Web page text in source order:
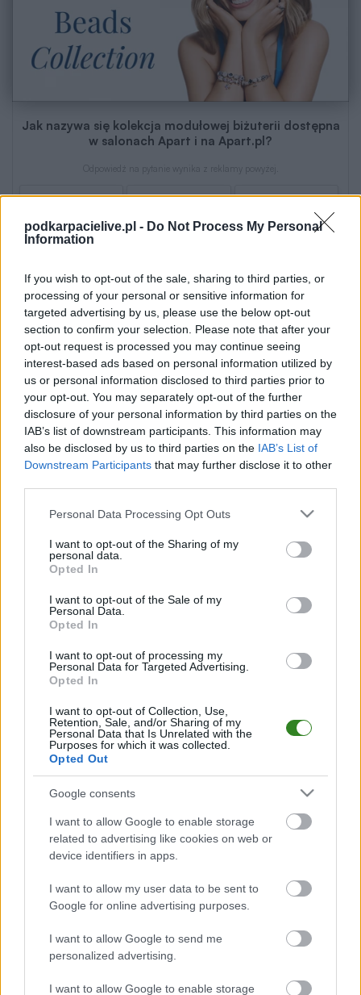
podkarpacielive.pl - Do Not Process My Personal
Information
If you wish to opt-out of the sale, sharing to third parties, or
processing of your personal or sensitive information for
targeted advertising by us, please use the below opt-out
section to confirm your selection. Please note that after your
opt-out request is processed you may continue seeing
interest-based ads based on personal information utilized by
us or personal information disclosed to third parties prior to
your opt-out. You may separately opt-out of the further
disclosure of your personal information by third parties on the
IAB’s list of downstream participants. This information may
also be disclosed by us to third parties on the IAB’s List of
Downstream Participants that may further disclose it to other
Please note that this website/app uses one or more Google
not limited to your visit or usage behaviour. You may click to
grant or deny consent to Google and its third-party tags to
use your data for below specified purposes in below Google
consent section.
Personal Data Processing Opt Outs
I want to opt-out of the Sharing of my
personal data.
Opted In
I want to opt-out of the Sale of my
Personal Data.
Opted In
I want to opt-out of processing my
Personal Data for Targeted Advertising.
Opted In
I want to opt-out of Collection, Use,
Retention, Sale, and/or Sharing of my
Personal Data that Is Unrelated with the
Purposes for which it was collected.
Opted Out
Google consents
I want to allow Google to enable storage
related to advertising like cookies on web or
device identifiers in apps.
I want to allow my user data to be sent to
Google for online advertising purposes.
I want to allow Google to send me
personalized advertising.
I want to allow Google to enable storage
Jak nazywa się kolekcja modułowej biżuterii dostępna
w salonach Apart i na Apart.pl?
Odpowiedź na pytanie wynika z reklamy powyżej.
Beads Collection Pearl Collection Gold Collection
Rozwiązując questpassa, wyrażam zgodę na targetowanie reklam
Aby odsłonić treść, kliknij
i odpowiedz na pytanie
Polityka prywatności
Pogoń-Sokół Lubaczów w końcówce sezonu przechodzi
zmiany. Do sztabu szkoleniowego trzecioligowca
dołączył Waldemar Warchoł, który będzie asystentem
Pawła Słomianego do końca sezonu 2024/25.
WPogoni-Sokole Lubaczówdoszło w ostatnim czasie do
zmiany trenera. Miejsce Łukasza Surmyzajął dotychczasowy
asystent, czyli Paweł Słomiany. Klub chciał wzmocnić jego
sztab szkoleniowy i tym samym do trzecioligowca dołączył
35-letni szkoleniowiec ostatnio prowadził KS Wiązownica
sezonie 2023/24. Wcześniej był trenerem
Polonii Przemyśl
swojej karierze był również w sztabach m.in.
Pogoń-Sokół Lubaczów walczy o utrzymanie w 3 lidze gr. IV. W
weekend zagrają zKSZO 1929 Ostrowiec Świętokrzyski
CZYTAJ TAKŻE
2025-05-07 21:51
finału. Muszynianka
Sokół Łańcut z
porażką w
decydującym starciu
WIDEO: Karpaty
Krosno - Cosmos
Nowotaniec
KARNE]